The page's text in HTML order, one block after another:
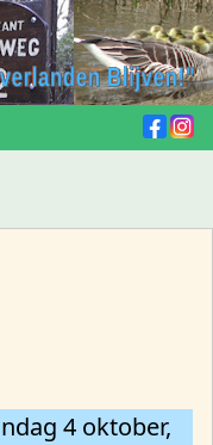
4 oktober,